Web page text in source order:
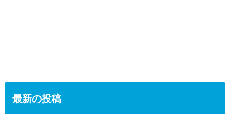
最新の投稿